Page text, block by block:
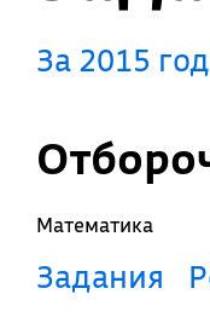
За 2015 год
Математика
Задания